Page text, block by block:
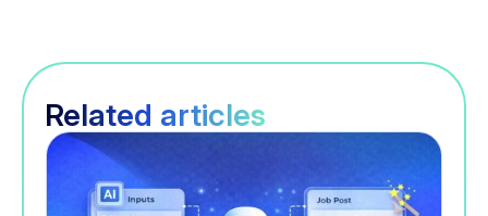
Related articles
Recrutement